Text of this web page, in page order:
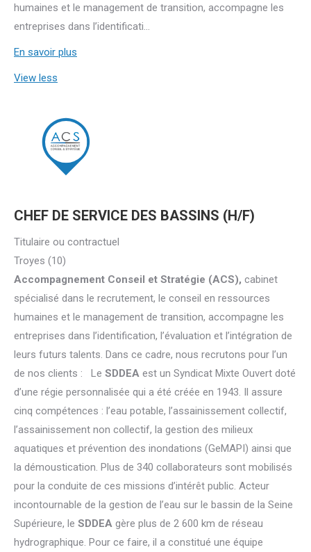
humaines et le management de transition, accompagne les
entreprises dans l’identificati...
En savoir plus
View less
CHEF DE SERVICE DES BASSINS (H/F)
Titulaire ou contractuel
Troyes (10)
Accompagnement Conseil et Stratégie (ACS), cabinet
spécialisé dans le recrutement, le conseil en ressources
humaines et le management de transition, accompagne les
entreprises dans l’identification, l’évaluation et l’intégration de
leurs futurs talents. Dans ce cadre, nous recrutons pour l’un
de nos clients : Le SDDEA est un Syndicat Mixte Ouvert doté
d’une régie personnalisée qui a été créée en 1943. Il assure
cinq compétences : l’eau potable, l’assainissement collectif,
l’assainissement non collectif, la gestion des milieux
aquatiques et prévention des inondations (GeMAPI) ainsi que
la démoustication. Plus de 340 collaborateurs sont mobilisés
pour la conduite de ces missions d’intérêt public. Acteur
incontournable de la gestion de l’eau sur le bassin de la Seine
Supérieure, le SDDEA gère plus de 2 600 km de réseau
hydrographique. Pour ce faire, il a constitué une équipe